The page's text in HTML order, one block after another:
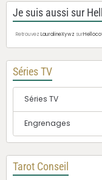
Je suis aussi sur
Retrouvez LauralineXywz sur
Séries TV
Séries TV
Engrenages
Tarot Conseil